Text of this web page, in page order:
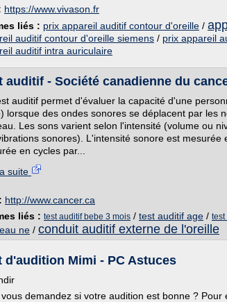
https://www.vivason.fr
liés : prix appareil auditif contour d'oreille /
auditif contour d'oreille siemens / prix appareil
auditif intra auriculaire
auditif - Société canadienne du
auditif permet d'évaluer la capacité d'une
lorsque des ondes sonores se déplacent par les
Les sons varient selon l'intensité (volume ou
sonores). L'intensité sonore est mesurée
en cycles par...
suite
http://www.cancer.ca
liés : test auditif bebe 3 mois / test auditif age / test
ne / conduit auditif externe de l'oreille
d'audition Mimi - PC Astuces
vous demandez si votre audition est bonne ?